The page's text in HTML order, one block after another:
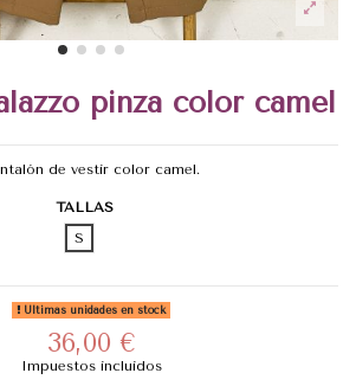
pinza color camel
de vestir color camel.
TALLAS
S
Últimas unidades en stock
36,00 €
Impuestos incluidos